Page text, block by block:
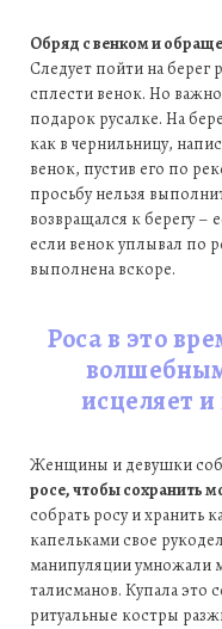
Обряд с венком и
Следует пойти на берег
сплести венок. Но
подарок русалке. На
как в чернильницу,
венок, пустив его по
просьбу нельзя
возвращался к берегу –
если венок уплывал по
выполнена вскоре.
Роса в это
исцеляет
Женщины и девушки
росе, чтобы сохранить
собрать росу и хранить
капельками свое
манипуляции умножали
талисманов. Купала это
ритуальные костры